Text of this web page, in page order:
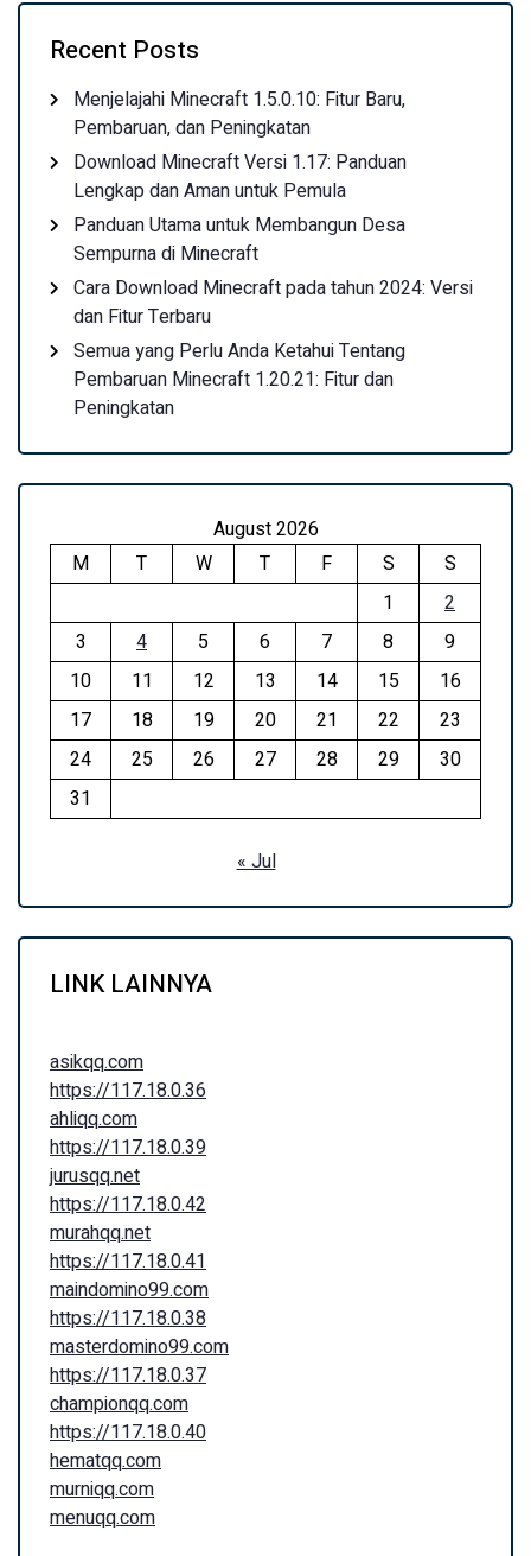
Recent Posts
Menjelajahi Minecraft 1.5.0.10: Fitur Baru,
Pembaruan, dan Peningkatan
Download Minecraft Versi 1.17: Panduan
Lengkap dan Aman untuk Pemula
Panduan Utama untuk Membangun Desa
Sempurna di Minecraft
Cara Download Minecraft pada tahun 2024: Versi
dan Fitur Terbaru
Semua yang Perlu Anda Ketahui Tentang
Pembaruan Minecraft 1.20.21: Fitur dan
Peningkatan
August 2026
M
T W T F S
S
1
2
3
4 5 6 7 8
9
10
11 12 13 14 15
16
17
18 19 20 21 22
23
24
25 26 27 28 29
30
31
« Jul
LINK LAINNYA
asikqq.com
https://117.18.0.36
ahliqq.com
https://117.18.0.39
jurusqq.net
https://117.18.0.42
murahqq.net
https://117.18.0.41
maindomino99.com
https://117.18.0.38
masterdomino99.com
https://117.18.0.37
championqq.com
https://117.18.0.40
hematqq.com
murniqq.com
menuqq.com